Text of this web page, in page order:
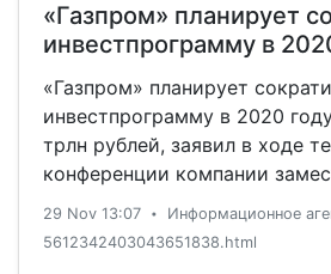
«Газпром» планирует
инвестпрограмму в
«Газпром» планирует
инвестпрограмму в 2020
трлн рублей, заявил в ходе
конференции компании
начальника управления
Рубцов.
29 Nov 13:07 • Информационное
5612342403043651838.html